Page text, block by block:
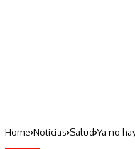
Home Noticias Salud Ya no